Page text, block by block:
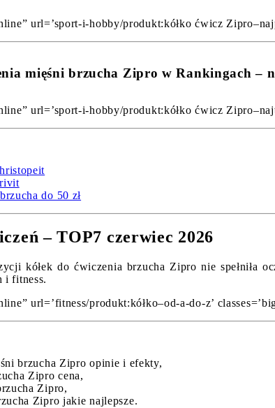
url=’sport-i-hobby/produkt:kółko ćwicz
mięśni brzucha Zipro w Rankingach –
url=’sport-i-hobby/produkt:kółko ćwicz
do 50 zł
– TOP7 czerwiec 2026
kółek do ćwiczenia brzucha Zipro nie
i fitness.
url=’fitness/produkt:kółko–od-a-do-z’
brzucha Zipro opinie i efekty,
Zipro cena,
Zipro,
Zipro jakie najlepsze.